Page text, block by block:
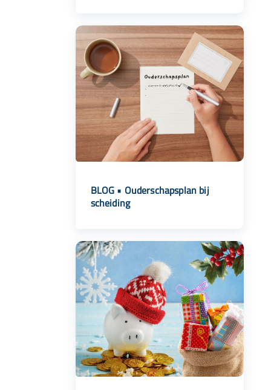
BLOG • Ouderschapsplan bij
scheiding